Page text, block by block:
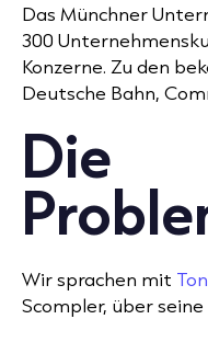
Das Münchner
300
Konzerne. Zu den
Deutsche Bahn,
Die
Wir sprachen mit
Scompler, über